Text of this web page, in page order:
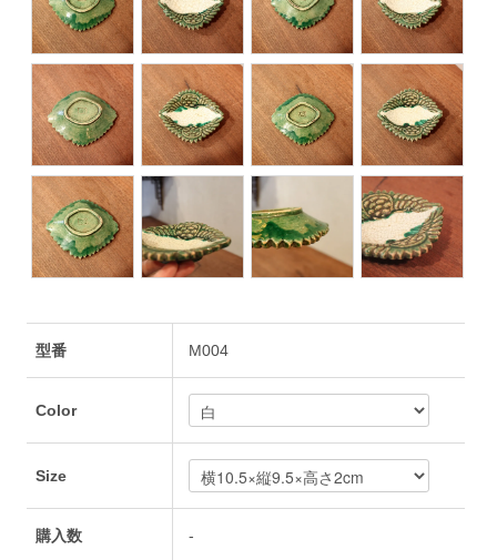
型番 M004
Color
Size
購入数 -